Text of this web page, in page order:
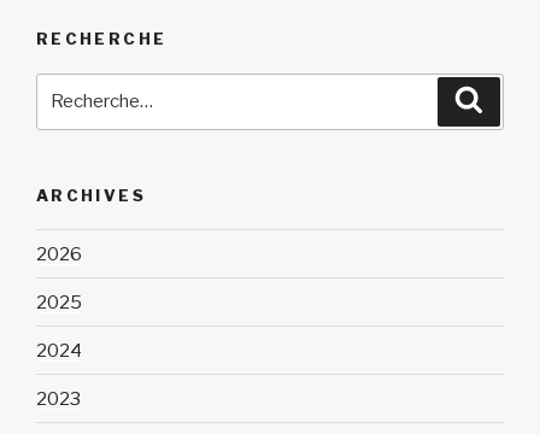
RECHERCHE
ARCHIVES
2026
2025
2024
2023